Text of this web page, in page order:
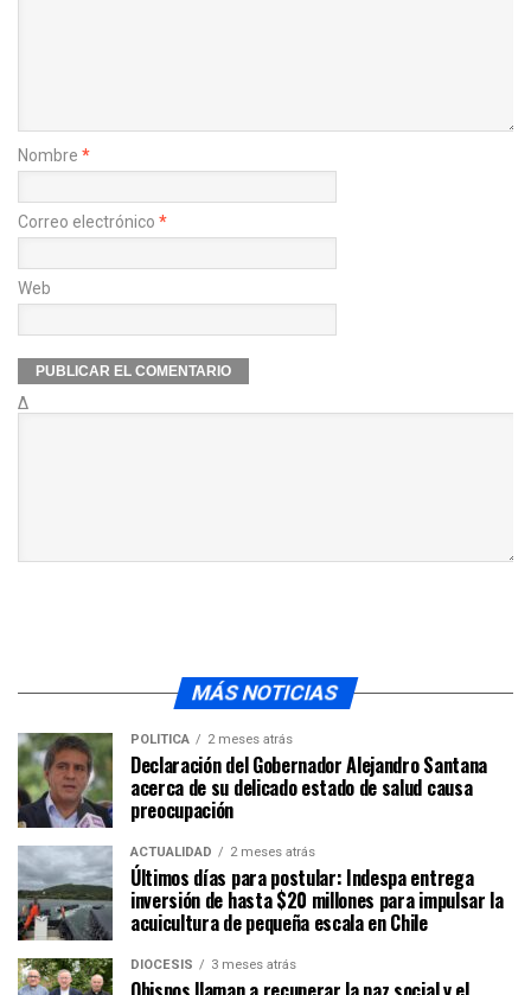
Nombre *
Correo electrónico *
Web
Δ
MÁS NOTICIAS
POLÍTICA 2 meses atrás
Declaración del Gobernador Alejandro Santana
acerca de su delicado estado de salud causa
preocupación
ACTUALIDAD 2 meses atrás
Últimos días para postular: Indespa entrega
inversión de hasta $20 millones para impulsar la
acuicultura de pequeña escala en Chile
DIÓCESIS 3 meses atrás